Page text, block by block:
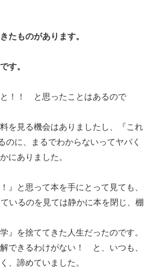
たものがあります。
す。
！！ と思ったことはあるので
を見る機会はありましたし、『これ
のに、まるでわからないってヤバく
にありました。
』と思って本を手にとって見ても、
いるのを見ては静かに本を閉じ、棚
』を捨ててきた人生だったのです。
できるわけがない！ と、いつも、
、諦めていました。